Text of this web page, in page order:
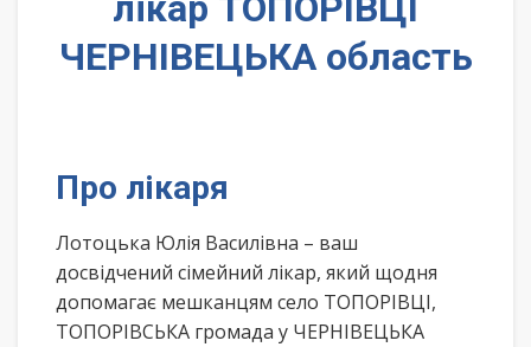
ЧЕРНІВЕЦЬКА область
Про лікаря
Лотоцька Юлія Василівна – ваш
досвідчений сімейний лікар, який щодня
допомагає мешканцям село ТОПОРІВЦІ,
ТОПОРІВСЬКА громада у ЧЕРНІВЕЦЬКА